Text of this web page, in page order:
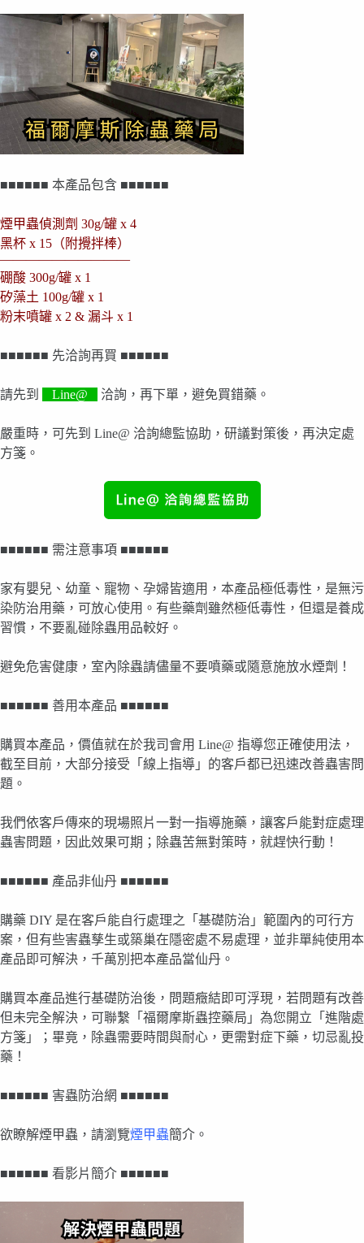
■■■■■■ 本產品包含 ■■■■■■
煙甲蟲偵測劑 30g/罐 x 4
黑杯 x 15（附攪拌棒）
——————————
硼酸 300g/罐 x 1
矽藻土 100g/罐 x 1
粉末噴罐 x 2 & 漏斗 x 1
■■■■■■ 先洽詢再買 ■■■■■■
請先到 Line@ 洽詢，再下單，避免買錯藥。
嚴重時，可先到 Line@ 洽詢總監協助，研議對策後，再決定處
方箋。
■■■■■■ 需注意事項 ■■■■■■
家有嬰兒、幼童、寵物、孕婦皆適用，本產品極低毒性，是無污
染防治用藥，可放心使用。有些藥劑雖然極低毒性，但還是養成
習慣，不要亂碰除蟲用品較好。
避免危害健康，室內除蟲請儘量不要噴藥或隨意施放水煙劑！
■■■■■■ 善用本產品 ■■■■■■
購買本產品，價值就在於我司會用 Line@ 指導您正確使用法，
截至目前，大部分接受「線上指導」的客戶都已迅速改善蟲害問
題。
我們依客戶傳來的現場照片一對一指導施藥，讓客戶能對症處理
蟲害問題，因此效果可期；除蟲苦無對策時，就趕快行動！
■■■■■■ 產品非仙丹 ■■■■■■
購藥 DIY 是在客戶能自行處理之「基礎防治」範圍內的可行方
案，但有些害蟲孳生或築巢在隱密處不易處理，並非單純使用本
產品即可解決，千萬別把本產品當仙丹。
購買本產品進行基礎防治後，問題癥結即可浮現，若問題有改善
但未完全解決，可聯繫「福爾摩斯蟲控藥局」為您開立「進階處
方箋」；畢竟，除蟲需要時間與耐心，更需對症下藥，切忌亂投
藥！
■■■■■■ 害蟲防治網 ■■■■■■
欲瞭解煙甲蟲，請瀏覽煙甲蟲簡介。
■■■■■■ 看影片簡介 ■■■■■■